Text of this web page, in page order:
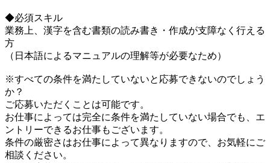
◆必須スキル
業務上、漢字を含む書類の読み書き・作成が支障なく行える
方
（日本語によるマニュアルの理解等が必要なため）
※すべての条件を満たしていないと応募できないのでしょう
か？
ご応募いただくことは可能です。
お仕事によっては完全に条件を満たしていない場合でも、エ
ントリーできるお仕事もございます。
条件の厳密さはお仕事によって異なりますので、お気軽にご
相談ください。